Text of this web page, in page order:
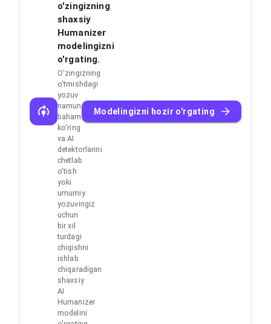
o'zingizning
shaxsiy
Humanizer
modelingizni
o'rgating.
O'zingizning
o'tmishdagi
yozuv
namunalaringizni
baham
ko'ring
va AI
detektorlarini
chetlab
o'tish
yoki
umumiy
yozuvingiz
uchun
bir xil
turdagi
chiqishni
ishlab
chiqaradigan
shaxsiy
AI
Humanizer
modelini
Modelingizni hozir o'rgating